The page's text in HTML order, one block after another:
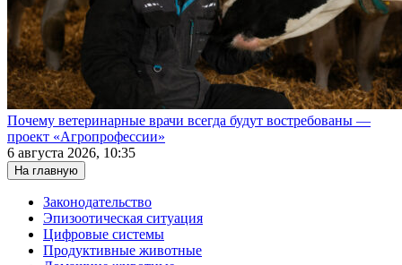
Почему ветеринарные врачи всегда будут востребованы —
проект «Агропрофессии»
6 августа 2026, 10:35
На главную
Законодательство
Эпизоотическая ситуация
Цифровые системы
Продуктивные животные